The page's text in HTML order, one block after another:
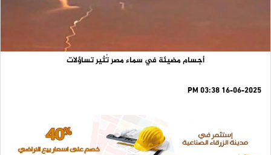
أجسام مضيئة في سماء مصر تُثير تساؤلات
16-06-2025 03:38 PM